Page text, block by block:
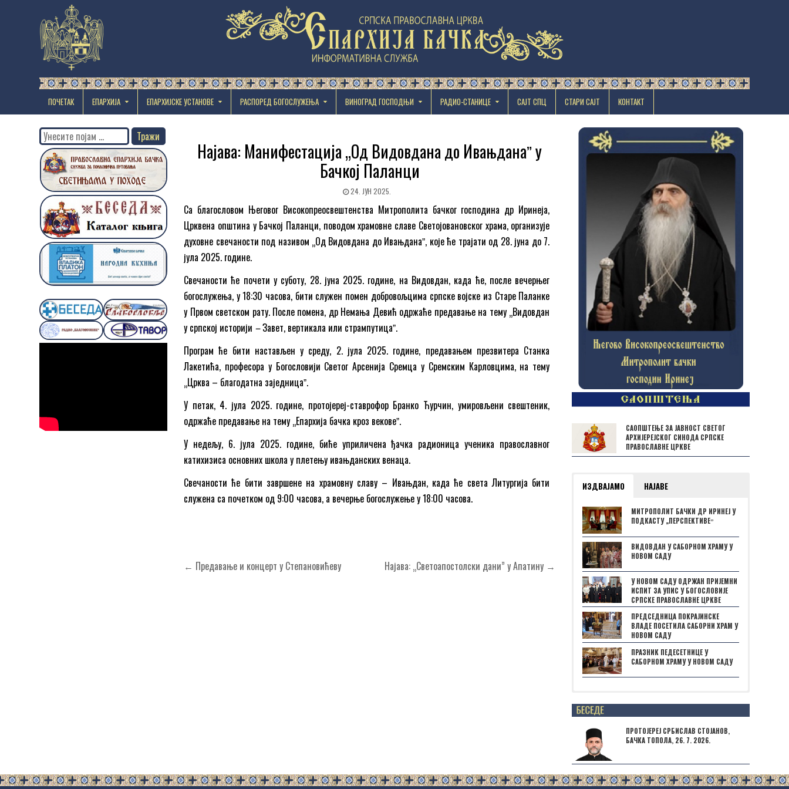
ПОЧЕТАК ЕПАРХИЈА EПАРХИЈСКЕ УСТАНОВЕ РАСПОРЕД БОГОСЛУЖЕЊА ВИНОГРАД ГОСПОДЊИ РАДИО-СТАНИЦЕ САЈТ СПЦ СТАРИ САЈТ КОНТАКТ
Најава: Манифестација „Од Видовдана до Ивањданаˮ у
Бачкој Паланци
24. ЈУН 2025.
Са благословом Његовог Високопреосвештенства Митрополита бачког господина др Иринеја,
Црквена општина у Бачкој Паланци, поводом храмовне славе Светојовановског храма, организује
духовне свечаности под називом „Од Видовдана до Ивањданаˮ, које ће трајати од 28. јуна до 7.
јула 2025. године.
Свечаности ће почети у суботу, 28. јуна 2025. године, на Видовдан, када ће, после вечерњег
богослужења, у 18:30 часова, бити служен помен добровољцима српске војске из Старе Паланке
у Првом светском рату. После помена, др Немања Девић одржаће предавање на тему „Видовдан
у српској историји –Завет, вертикала или стрампутицаˮ.
Програм ће бити настављен у среду, 2. јула 2025. године, предавањем презвитера Станка
Лакетића, професора у Богословији Светог Арсенија Сремца у Сремским Карловцима, на тему
„Црква – благодатна заједницаˮ.
У петак, 4. јула 2025. године, протојереј-ставрофор Бранко Ћурчин, умировљени свештеник,
одржаће предавање на тему „Епархија бачка кроз вековеˮ.
У недељу, 6. јула 2025. године, биће уприличена ђачка радионица ученика православног
катихизиса основних школа у плетењу ивањданских венаца.
Свечаности ће бити завршене на храмовну славу – Ивањдан, када ће света Литургија бити
служена са почетком од 9:00 часова, а вечерње богослужење у 18:00 часова.
Кретање
← Предавање и концерт у Степановићеву Најава: „Светоапостолски дани” у Апатину →
Search
for:
САОПШТЕЊЕ ЗА ЈАВНОСТ СВЕТОГ
АРХИЈЕРЕЈСКОГ СИНОДА СРПСКЕ
ПРАВОСЛАВНЕ ЦРКВЕ
ИЗДВАЈАМО НАЈАВЕ
МИТРОПОЛИТ БАЧКИ ДР ИРИНЕЈ У
ПОДКАСТУ „ПЕРСПЕКТИВЕˮ
ВИДОВДАН У САБОРНОМ ХРАМУ У
НОВОМ САДУ
У НОВОМ САДУ ОДРЖАН ПРИЈЕМНИ
ИСПИТ ЗА УПИС У БОГОСЛОВИЈЕ
СРПСКЕ ПРАВОСЛАВНЕ ЦРКВЕ
ПРЕДСЕДНИЦА ПОКРАЈИНСКЕ
ВЛАДЕ ПОСЕТИЛА САБОРНИ ХРАМ У
НОВОМ САДУ
ПРАЗНИК ПЕДЕСЕТНИЦЕ У
САБОРНОМ ХРАМУ У НОВОМ САДУ
Posts not found
ПРОТОЈЕРЕЈ СРБИСЛАВ СТОЈАНОВ,
БАЧКА ТОПОЛА, 26. 7. 2026.